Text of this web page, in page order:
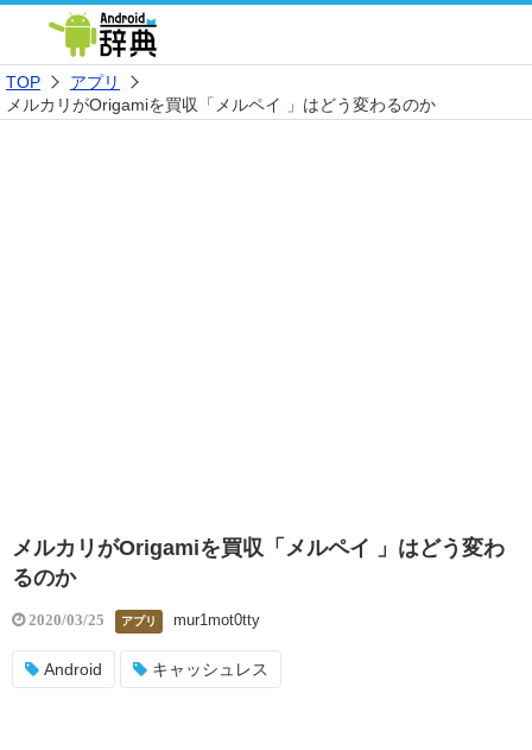
TOP
アプリ
メルカリがOrigamiを買収「メルペイ 」はどう変わるのか
メルカリがOrigamiを買収「メルペイ 」はどう変わ
るのか
2020/03/25 アプリ mur1mot0tty
Android キャッシュレス